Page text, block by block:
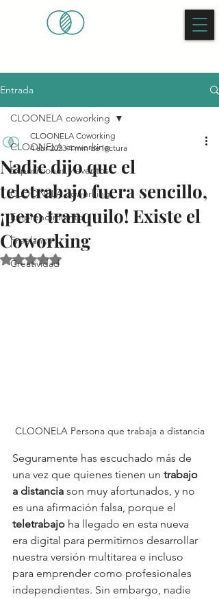
Entrada
CLOONELA coworking
Exposiciones y eventos
CLOONELA coworking
Emprendimiento
Freelance
Creatividad
CLOONELA coworking
Nadie dijo que el
teletrabajo fuera sencillo,
¡pero tranquilo! Existe el
Coworking
CLOONELA Coworking
4 abr 2023 4 min de lectura
Obtuvo NaN de 5 estrellas.
CLOONELA Persona que trabaja a distancia
Seguramente has escuchado más de
una vez que quienes tienen un trabajo
a distancia son muy afortunados, y no
es una afirmación falsa, porque el
teletrabajo ha llegado en esta nueva
era digital para permitirnos desarrollar
nuestra versión multitarea e incluso
para emprender como profesionales
independientes. Sin embargo, nadie